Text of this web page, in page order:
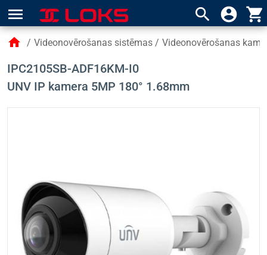
menu search account_circle shopping_cart
home / Videonovērošanas sistēmas / Videonovērošanas
IPC2105SB-ADF16KM-I0
UNV IP kamera 5MP 180° 1.68mm